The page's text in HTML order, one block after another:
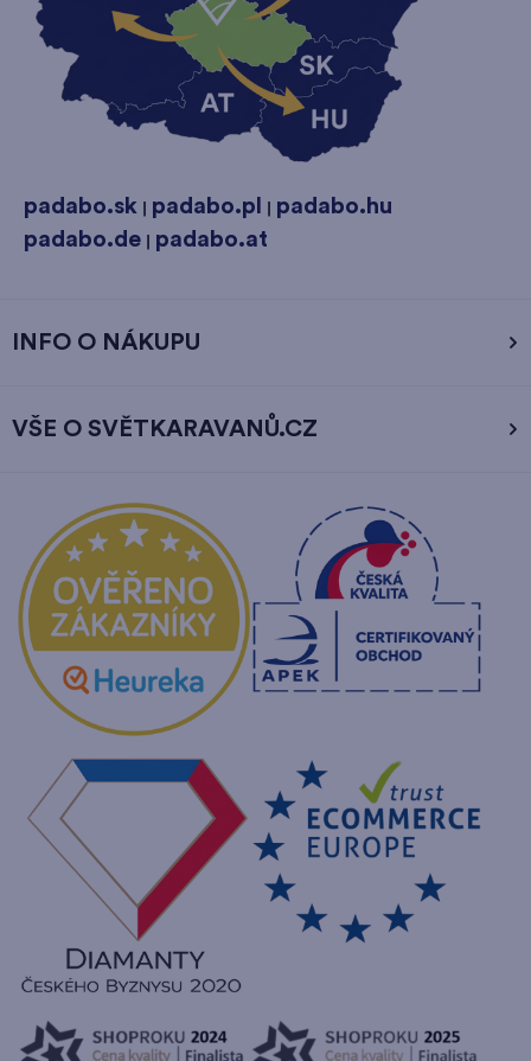
padabo.sk | padabo.pl | padabo.hu
padabo.de | padabo.at
INFO O NÁKUPU
VŠE O SVĚTKARAVANŮ.CZ